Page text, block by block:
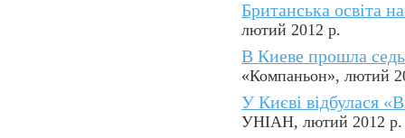
Британська освіта
лютий 2012 р.
В Киеве прошла
«Компаньон», лютий
У Києві відбулася
УНІАН, лютий 2012 р.